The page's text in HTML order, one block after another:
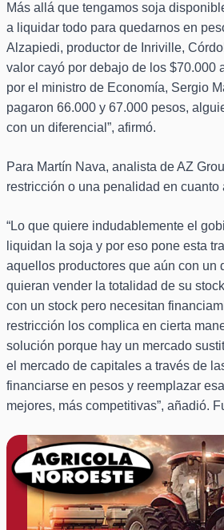
Más allá que tengamos soja
a liquidar todo para quedarnos en
Alzapiedi, productor de Inriville,
valor cayó por debajo de los $70.000
por el ministro de Economía, Sergio
pagaron 66.000 y 67.000 pesos,
con un diferencial”, afirmó.
Para Martín Nava, analista de AZ
restricción o una penalidad en cuanto
“Lo que quiere indudablemente el
liquidan la soja y por eso pone esta
aquellos productores que aún con un
quieran vender la totalidad de su
con un stock pero necesitan
restricción los complica en cierta
solución porque hay un mercado
el mercado de capitales a través de
financiarse en pesos y reemplazar
mejores, más competitivas”, añadió.